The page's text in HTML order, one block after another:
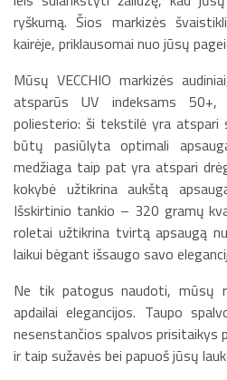
ryškumą. Šios markizės
kairėje, priklausomai nuo jūsų
Mūsų VECCHIO markizės
atsparūs UV indeksams
poliesterio: ši tekstilė yra atspari
būtų pasiūlyta optimali
medžiaga taip pat yra atspari
kokybė užtikrina aukštą
Išskirtinio tankio – 320 gramų
roletai užtikrina tvirtą apsaugą
laikui bėgant išsaugo savo
Ne tik patogus naudoti, mūsų
apdailai elegancijos. Taupo
nesenstančios spalvos prisitaikys
ir taip sužavės bei papuoš jūsų